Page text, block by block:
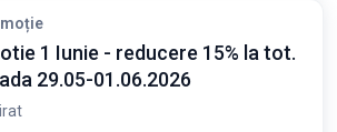
1 Iunie - reducere 15% la tot.
29.05-01.06.2026